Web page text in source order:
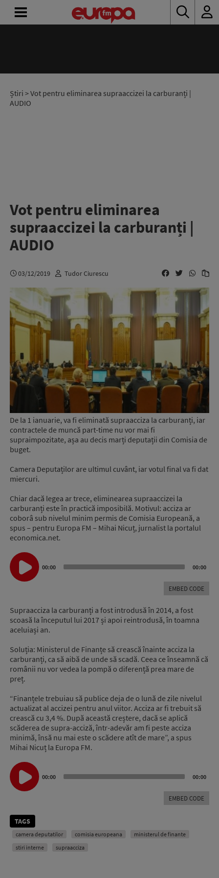
Știri > Vot pentru eliminarea supraaccizei la carburanți |
AUDIO
Vot pentru eliminarea
supraaccizei la carburanți |
AUDIO
03/12/2019 Tudor Ciurescu
De la 1 ianuarie, va fi eliminată supraacciza la carburanți, iar
contractele de muncă part-time nu vor mai fi
supraimpozitate, așa au decis marți deputații din Comisia de
buget.
Camera Deputaților are ultimul cuvânt, iar votul final va fi dat
miercuri.
Chiar dacă legea ar trece, eliminearea supraaccizei la
carburanți este în practică imposibilă. Motivul: acciza ar
coborâ sub nivelul minim permis de Comisia Europeană, a
spus – pentru Europa FM – Mihai Nicuț, jurnalist la portalul
economica.net.
Audio
Player
00:00 00:00
EMBED CODE
Supraacciza la carburanți a fost introdusă în 2014, a fost
scoasă la începutul lui 2017 și apoi reintrodusă, în toamna
aceluiași an.
Soluția: Ministerul de Finanțe să crească înainte acciza la
carburanți, ca să aibă de unde să scadă. Ceea ce înseamnă că
românii nu vor vedea la pompă o diferență prea mare de
preț.
“Finanțele trebuiau să publice deja de o lună de zile nivelul
actualizat al accizei pentru anul viitor. Acciza ar fi trebuit să
crească cu 3,4 %. După această creștere, dacă se aplică
scăderea de supra-acciză, într-adevăr am fi peste acciza
minimă, însă nu mai este o scădere atît de mare”, a spus
Mihai Nicuț la Europa FM.
Audio
Player
00:00 00:00
EMBED CODE
TAGS
camera deputatilor comisia europeana
ministerul de finante
stiri interne
supraacciza
RADIO